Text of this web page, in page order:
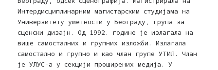
Интердисциплинарним магистарским студијама на
Универзитету уметности у Београду, група за
сценски дизајн. Од 1992. године је излагала на
више самосталних и групних изложби. Излагала
самостално и групно и као члан групе УТИЛ. Члан
је УЛУС-а у секцији проширених медија. У